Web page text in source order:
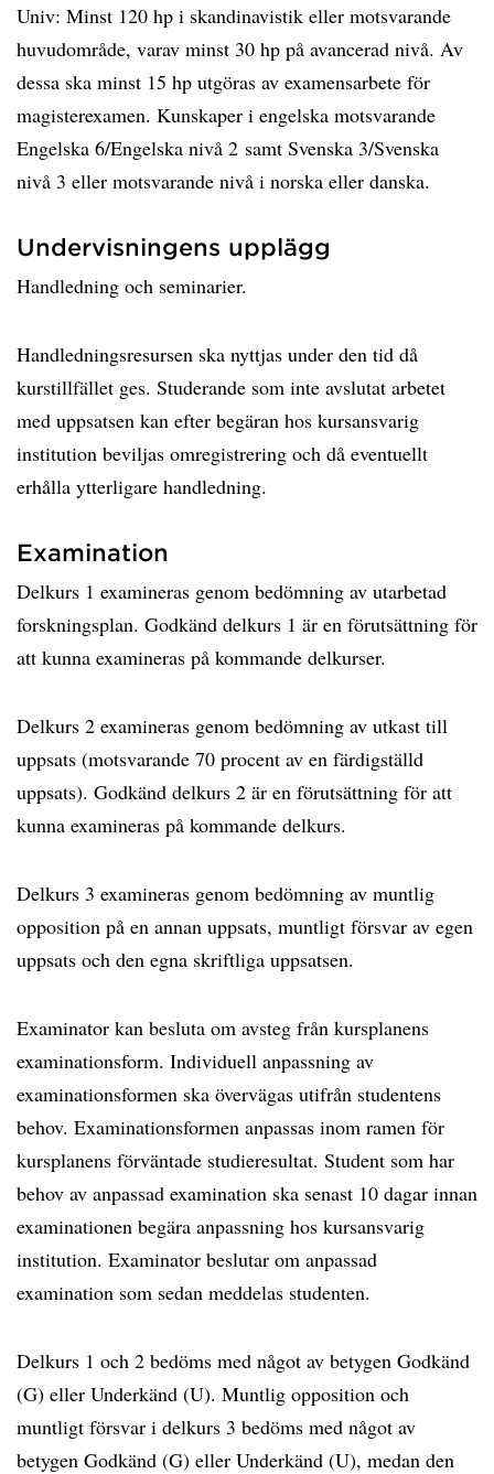
Univ: Minst 120 hp i skandinavistik eller motsvarande
huvudområde, varav minst 30 hp på avancerad nivå. Av
dessa ska minst 15 hp utgöras av examensarbete för
magisterexamen. Kunskaper i engelska motsvarande
Engelska 6/Engelska nivå 2 samt Svenska 3/Svenska
nivå 3 eller motsvarande nivå i norska eller danska.
Undervisningens upplägg
Handledning och seminarier.
Handledningsresursen ska nyttjas under den tid då
kurstillfället ges. Studerande som inte avslutat arbetet
med uppsatsen kan efter begäran hos kursansvarig
institution beviljas omregistrering och då eventuellt
erhålla ytterligare handledning.
Examination
Delkurs 1 examineras genom bedömning av utarbetad
forskningsplan. Godkänd delkurs 1 är en förutsättning för
att kunna examineras på kommande delkurser.
Delkurs 2 examineras genom bedömning av utkast till
uppsats (motsvarande 70 procent av en färdigställd
uppsats). Godkänd delkurs 2 är en förutsättning för att
kunna examineras på kommande delkurs.
Delkurs 3 examineras genom bedömning av muntlig
opposition på en annan uppsats, muntligt försvar av egen
uppsats och den egna skriftliga uppsatsen.
Examinator kan besluta om avsteg från kursplanens
examinationsform. Individuell anpassning av
examinationsformen ska övervägas utifrån studentens
behov. Examinationsformen anpassas inom ramen för
kursplanens förväntade studieresultat. Student som har
behov av anpassad examination ska senast 10 dagar innan
examinationen begära anpassning hos kursansvarig
institution. Examinator beslutar om anpassad
examination som sedan meddelas studenten.
Delkurs 1 och 2 bedöms med något av betygen Godkänd
(G) eller Underkänd (U). Muntlig opposition och
muntligt försvar i delkurs 3 bedöms med något av
betygen Godkänd (G) eller Underkänd (U), medan den